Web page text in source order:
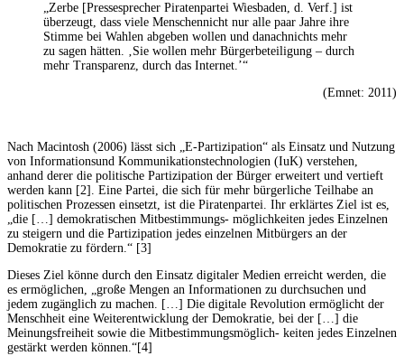
„Zerbe [Pressesprecher Piratenpartei Wiesbaden, d. Verf.] ist
überzeugt, dass viele Menschennicht nur alle paar Jahre ihre
Stimme bei Wahlen abgeben wollen und danachnichts mehr
zu sagen hätten. ‚Sie wollen mehr Bürgerbeteiligung – durch
mehr Transparenz, durch das Internet.’“
(Emnet: 2011)
Nach Macintosh (2006) lässt sich „E-Partizipation“ als Einsatz und Nutzung
von Informationsund Kommunikationstechnologien (IuK) verstehen,
anhand derer die politische Partizipation der Bürger erweitert und vertieft
werden kann [2]. Eine Partei, die sich für mehr bürgerliche Teilhabe an
politischen Prozessen einsetzt, ist die Piratenpartei. Ihr erklärtes Ziel ist es,
„die […] demokratischen Mitbestimmungs- möglichkeiten jedes Einzelnen
zu steigern und die Partizipation jedes einzelnen Mitbürgers an der
Demokratie zu fördern.“ [3]
Dieses Ziel könne durch den Einsatz digitaler Medien erreicht werden, die
es ermöglichen, „große Mengen an Informationen zu durchsuchen und
jedem zugänglich zu machen. […] Die digitale Revolution ermöglicht der
Menschheit eine Weiterentwicklung der Demokratie, bei der […] die
Meinungsfreiheit sowie die Mitbestimmungsmöglich- keiten jedes Einzelnen
gestärkt werden können.“[4]